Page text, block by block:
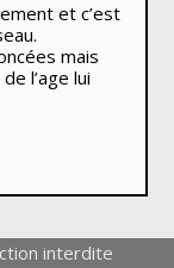
et c’est
mais
l’age lui
interdite